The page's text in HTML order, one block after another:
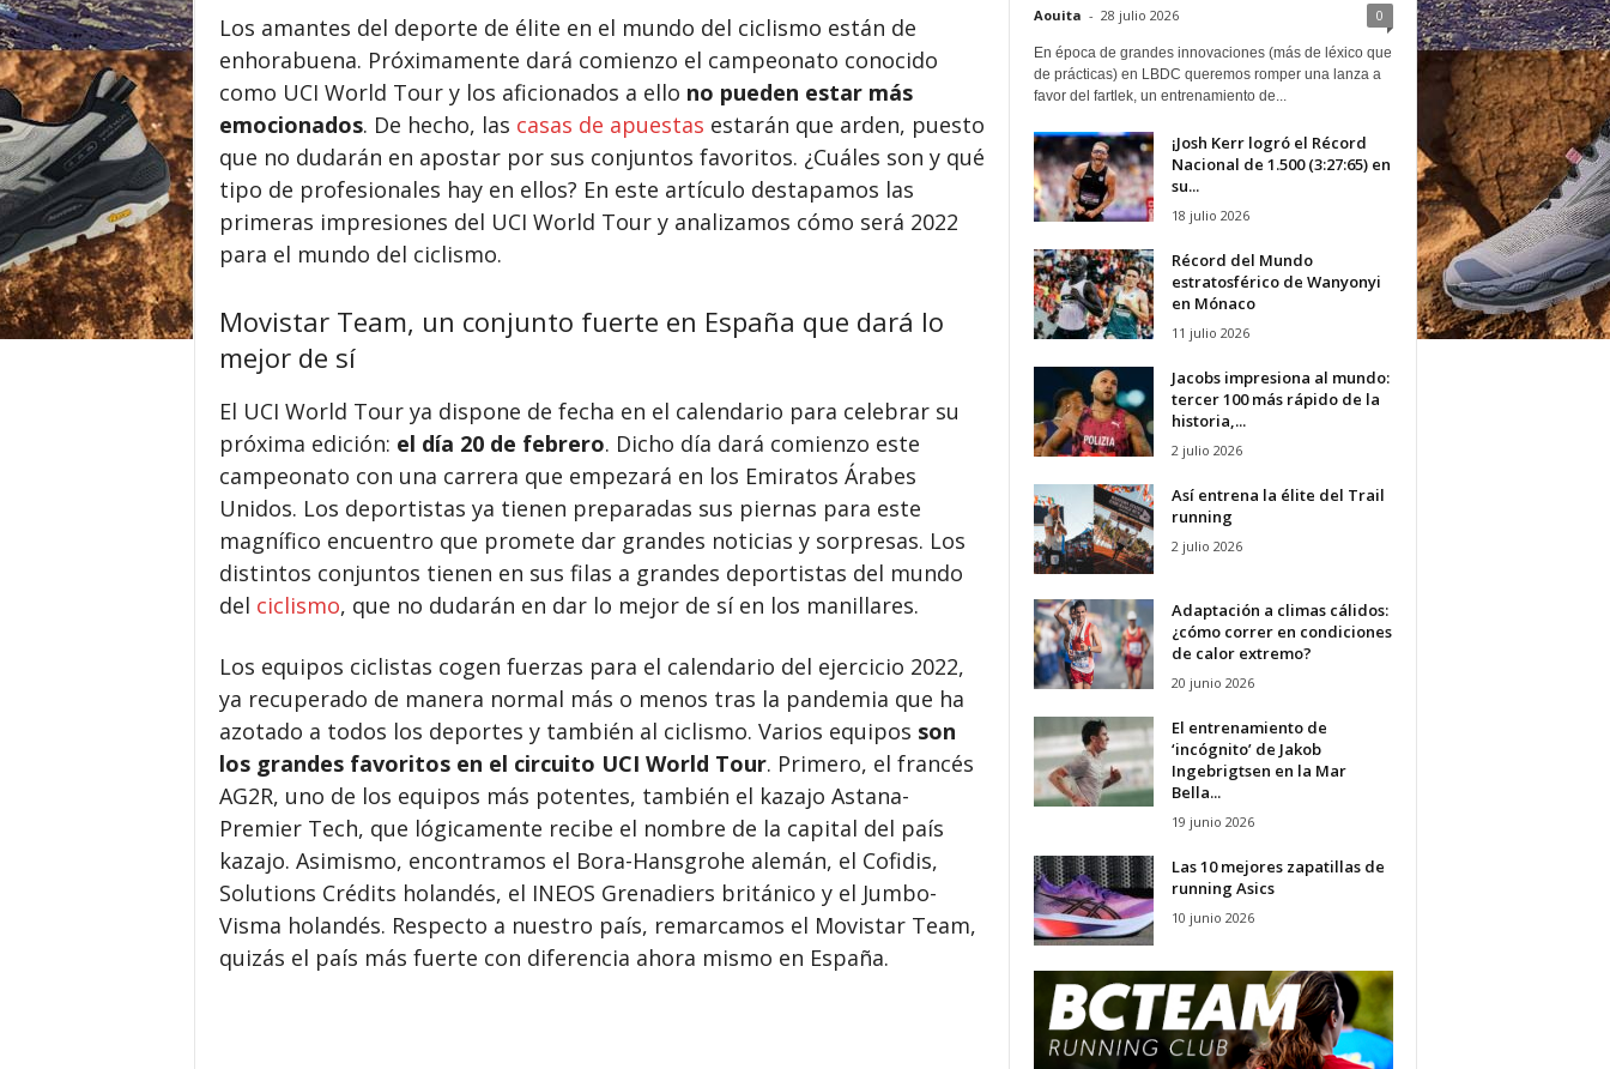
Los amantes del deporte de élite en el mundo del ciclismo están de
enhorabuena. Próximamente dará comienzo el campeonato conocido
como UCI World Tour y los aficionados a ello no pueden estar más
emocionados. De hecho, las casas de apuestas estarán que arden, puesto
que no dudarán en apostar por sus conjuntos favoritos. ¿Cuáles son y qué
tipo de profesionales hay en ellos? En este artículo destapamos las
primeras impresiones del UCI World Tour y analizamos cómo será 2022
para el mundo del ciclismo.
Movistar Team, un conjunto fuerte en España que dará lo
mejor de sí
El UCI World Tour ya dispone de fecha en el calendario para celebrar su
próxima edición: el día 20 de febrero. Dicho día dará comienzo este
campeonato con una carrera que empezará en los Emiratos Árabes
Unidos. Los deportistas ya tienen preparadas sus piernas para este
magnífico encuentro que promete dar grandes noticias y sorpresas. Los
distintos conjuntos tienen en sus filas a grandes deportistas del mundo
del ciclismo, que no dudarán en dar lo mejor de sí en los manillares.
Los equipos ciclistas cogen fuerzas para el calendario del ejercicio 2022,
ya recuperado de manera normal más o menos tras la pandemia que ha
azotado a todos los deportes y también al ciclismo. Varios equipos son
los grandes favoritos en el circuito UCI World Tour. Primero, el francés
AG2R, uno de los equipos más potentes, también el kazajo Astana-
Premier Tech, que lógicamente recibe el nombre de la capital del país
kazajo. Asimismo, encontramos el Bora-Hansgrohe alemán, el Cofidis,
Solutions Crédits holandés, el INEOS Grenadiers británico y el Jumbo-
Visma holandés. Respecto a nuestro país, remarcamos el Movistar Team,
quizás el país más fuerte con diferencia ahora mismo en España.
Aouita - 28 julio 2026 0
En época de grandes innovaciones (más de léxico que
de prácticas) en LBDC queremos romper una lanza a
favor del fartlek, un entrenamiento de...
¡Josh Kerr logró el Récord
Nacional de 1.500 (3:27:65) en
su...
18 julio 2026
Récord del Mundo
estratosférico de Wanyonyi
en Mónaco
11 julio 2026
Jacobs impresiona al mundo:
tercer 100 más rápido de la
historia,...
2 julio 2026
Así entrena la élite del Trail
running
2 julio 2026
Adaptación a climas cálidos:
¿cómo correr en condiciones
de calor extremo?
20 junio 2026
El entrenamiento de
‘incógnito’ de Jakob
Ingebrigtsen en la Mar
Bella...
19 junio 2026
Las 10 mejores zapatillas de
running Asics
10 junio 2026